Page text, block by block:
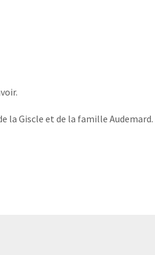
la Giscle et de la famille Audemard.